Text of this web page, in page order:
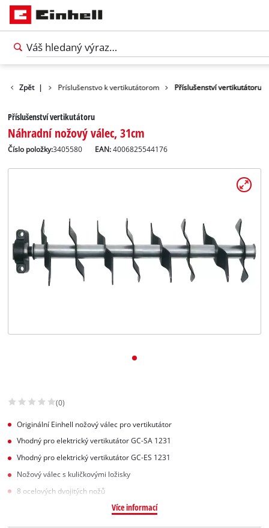
Slovenský
Slovenský
Zpět | Príslušenstvo k vertikutátorom Příslušenství vertikutátoru
Příslušenství vertikutátoru
Náhradní nožový válec, 31cm
Číslo položky:3405580 EAN:4006825544176
(0)
Originální Einhell nožový válec pro vertikutátor
Vhodný pro elektrický vertikutátor GC-SA 1231
Vhodný pro elektrický vertikutátor GC-ES 1231
Nožový válec s kuličkovými ložisky
8 ocelových dvojitých nožů
Více informací